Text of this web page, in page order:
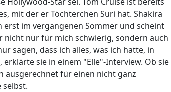
mit der er Töchterchen Suri hat. Shakira
erst im vergangenen Sommer und scheint
nicht nur für mich schwierig, sondern auch
sagen, dass ich alles, was ich hatte, in
sie in einem "Elle"-Interview. Ob sie
ausgerechnet für einen nicht ganz
selbst.